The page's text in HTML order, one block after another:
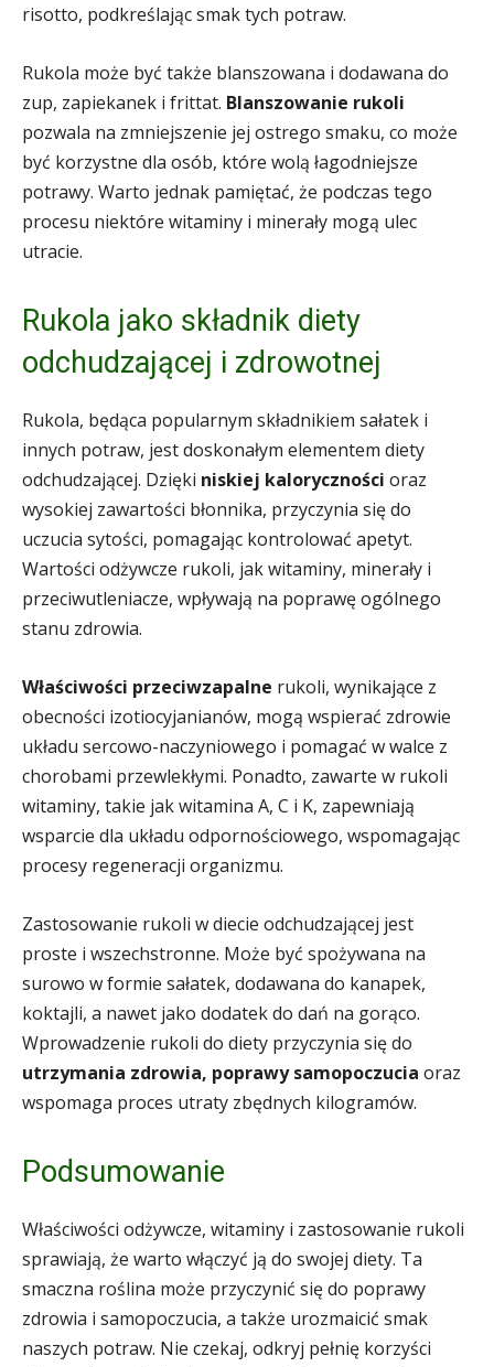
risotto, podkreślając smak tych potraw.
Rukola może być także blanszowana i dodawana do
zup, zapiekanek i frittat. Blanszowanie rukoli
pozwala na zmniejszenie jej ostrego smaku, co może
być korzystne dla osób, które wolą łagodniejsze
potrawy. Warto jednak pamiętać, że podczas tego
procesu niektóre witaminy i minerały mogą ulec
utracie.
Rukola jako składnik diety
odchudzającej i zdrowotnej
Rukola, będąca popularnym składnikiem sałatek i
innych potraw, jest doskonałym elementem diety
odchudzającej. Dzięki niskiej kaloryczności oraz
wysokiej zawartości błonnika, przyczynia się do
uczucia sytości, pomagając kontrolować apetyt.
Wartości odżywcze rukoli, jak witaminy, minerały i
przeciwutleniacze, wpływają na poprawę ogólnego
stanu zdrowia.
Właściwości przeciwzapalne rukoli, wynikające z
obecności izotiocyjanianów, mogą wspierać zdrowie
układu sercowo-naczyniowego i pomagać w walce z
chorobami przewlekłymi. Ponadto, zawarte w rukoli
witaminy, takie jak witamina A, C i K, zapewniają
wsparcie dla układu odpornościowego, wspomagając
procesy regeneracji organizmu.
Zastosowanie rukoli w diecie odchudzającej jest
proste i wszechstronne. Może być spożywana na
surowo w formie sałatek, dodawana do kanapek,
koktajli, a nawet jako dodatek do dań na gorąco.
Wprowadzenie rukoli do diety przyczynia się do
utrzymania zdrowia, poprawy samopoczucia oraz
wspomaga proces utraty zbędnych kilogramów.
Podsumowanie
Właściwości odżywcze, witaminy i zastosowanie rukoli
sprawiają, że warto włączyć ją do swojej diety. Ta
smaczna roślina może przyczynić się do poprawy
zdrowia i samopoczucia, a także urozmaicić smak
naszych potraw. Nie czekaj, odkryj pełnię korzyści